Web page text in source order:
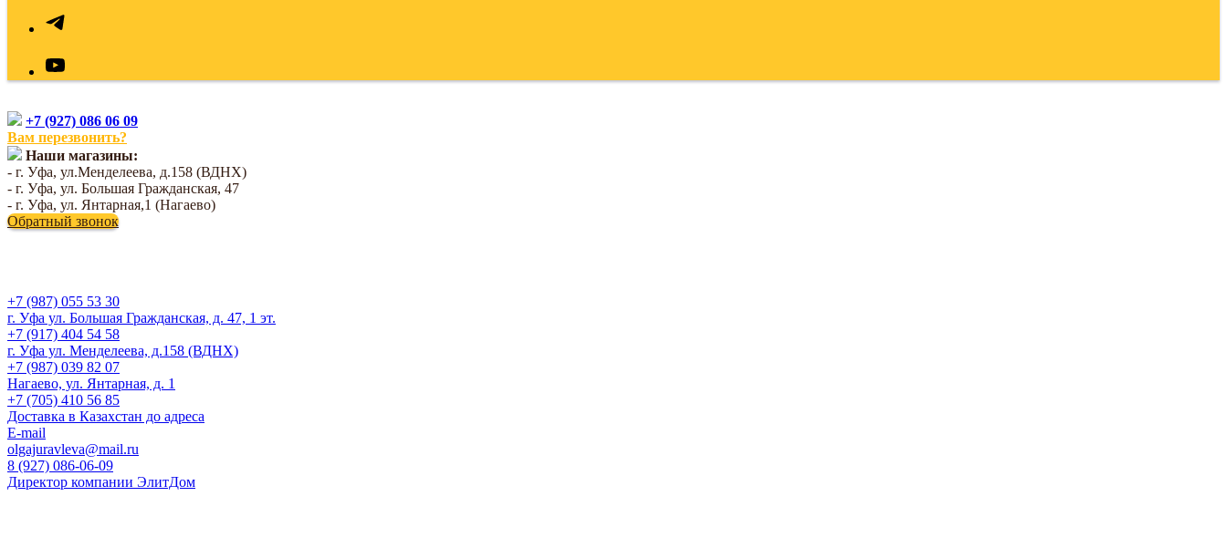
+7 (927) 086 06 09
Вам перезвонить?
Наши магазины:
- г. Уфа, ул.Менделеева, д.158 (ВДНХ)
- г. Уфа, ул. Большая Гражданская, 47
- г. Уфа, ул. Янтарная,1 (Нагаево)
Обратный звонок
+7 (987) 055 53 30
г. Уфа ул. Большая Гражданская, д. 47, 1 эт.
+7 (917) 404 54 58
г. Уфа ул. Менделеева, д.158 (ВДНХ)
+7 (987) 039 82 07
Нагаево, ул. Янтарная, д. 1
+7 (705) 410 56 85
Доставка в Казахстан до адреса
E-mail
olgajuravleva@mail.ru
8 (927) 086-06-09
Директор компании ЭлитДом